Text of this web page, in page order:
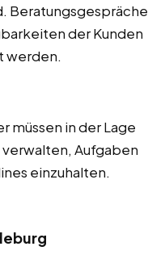
Beratungsgespräche
der Kunden
werden.
müssen in der Lage
Aufgaben
einzuhalten.